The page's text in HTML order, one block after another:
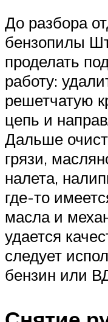
До разбора
бензопилы
проделать
работу:
решетчатую
цепь и
Дальше
грязи,
налета,
где-то
масла и
удается
следует
бензин или